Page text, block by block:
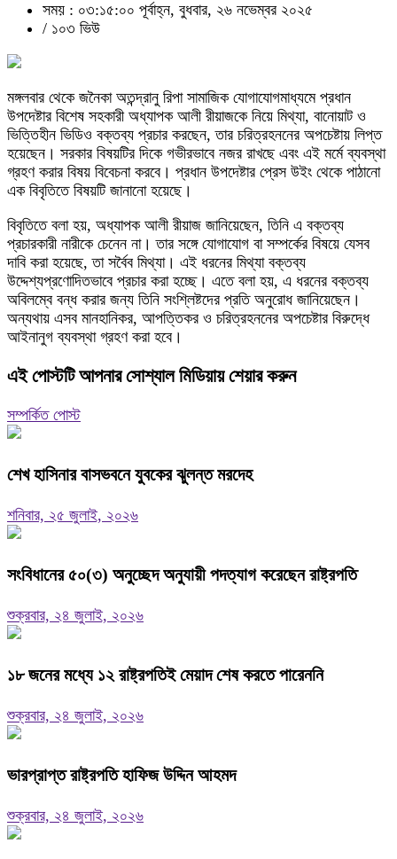
সময় : ০৩:১৫:০০ পূর্বাহ্ন, বুধবার, ২৬ নভেম্বর ২০২৫
/ ১০৩ ভিউ
মঙ্গলবার থেকে জনৈকা অতন্দ্রানু রিপা সামাজিক যোগাযোগমাধ্যমে প্রধান
উপদেষ্টার বিশেষ সহকারী অধ্যাপক আলী রীয়াজকে নিয়ে মিথ্যা, বানোয়াট ও
ভিত্তিহীন ভিডিও বক্তব্য প্রচার করছেন, তার চরিত্রহননের অপচেষ্টায় লিপ্ত
হয়েছেন। সরকার বিষয়টির দিকে গভীরভাবে নজর রাখছে এবং এই মর্মে ব্যবস্থা
গ্রহণ করার বিষয় বিবেচনা করবে। প্রধান উপদেষ্টার প্রেস উইং থেকে পাঠানো
এক বিবৃতিতে বিষয়টি জানানো হয়েছে।
বিবৃতিতে বলা হয়, অধ্যাপক আলী রীয়াজ জানিয়েছেন, তিনি এ বক্তব্য
প্রচারকারী নারীকে চেনেন না। তার সঙ্গে যোগাযোগ বা সম্পর্কের বিষয়ে যেসব
দাবি করা হয়েছে, তা সর্বৈব মিথ্যা। এই ধরনের মিথ্যা বক্তব্য
উদ্দেশ্যপ্রণোদিতভাবে প্রচার করা হচ্ছে। এতে বলা হয়, এ ধরনের বক্তব্য
অবিলম্বে বন্ধ করার জন্য তিনি সংশ্লিষ্টদের প্রতি অনুরোধ জানিয়েছেন।
অন্যথায় এসব মানহানিকর, আপত্তিকর ও চরিত্রহননের অপচেষ্টার বিরুদ্ধে
আইনানুগ ব্যবস্থা গ্রহণ করা হবে।
এই পোস্টটি আপনার সোশ্যাল মিডিয়ায় শেয়ার করুন
সম্পর্কিত পোস্ট
শেখ হাসিনার বাসভবনে যুবকের ঝুলন্ত মরদেহ
শনিবার, ২৫ জুলাই, ২০২৬
সংবিধানের ৫০(৩) অনুচ্ছেদ অনুযায়ী পদত্যাগ করেছেন রাষ্ট্রপতি
শুক্রবার, ২৪ জুলাই, ২০২৬
১৮ জনের মধ্যে ১২ রাষ্ট্রপতিই মেয়াদ শেষ করতে পারেননি
শুক্রবার, ২৪ জুলাই, ২০২৬
ভারপ্রাপ্ত রাষ্ট্রপতি হাফিজ উদ্দিন আহমদ
শুক্রবার, ২৪ জুলাই, ২০২৬